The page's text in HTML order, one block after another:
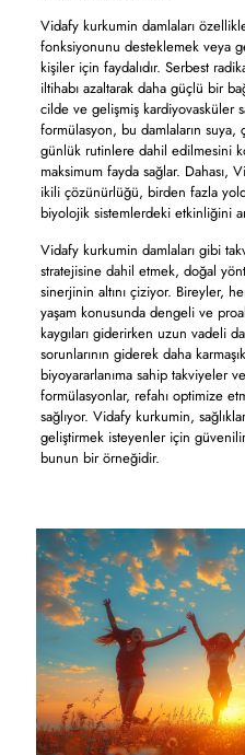
Vidafy kurkumin damlaları
fonksiyonunu desteklemek veya
kişiler için faydalıdır. Serbest
iltihabı azaltarak daha güçlü bir
cilde ve gelişmiş kardiyovasküler
formülasyon, bu damlaların
günlük rutinlere dahil edilmesini
maksimum fayda sağlar. Dahası,
ikili çözünürlüğü, birden fazla
biyolojik sistemlerdeki etkinliğini
Vidafy kurkumin damlaları gibi
stratejisine dahil etmek, doğal
sinerjinin altını çiziyor. Bireyler,
yaşam konusunda dengeli ve
kaygıları giderirken uzun vadeli
sorunlarının giderek daha
biyoyararlanıma sahip takviyeler
formülasyonlar, refahı optimize
sağlıyor. Vidafy kurkumin,
geliştirmek isteyenler için
bunun bir örneğidir.